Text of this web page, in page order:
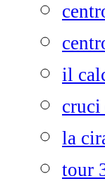
il
la
tour